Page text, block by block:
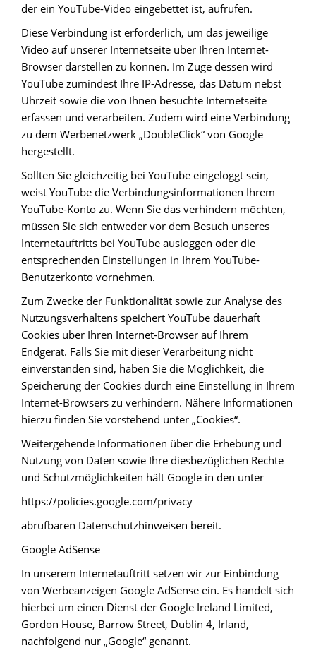
der ein YouTube-Video eingebettet ist, aufrufen.
Diese Verbindung ist erforderlich, um das jeweilige
Video auf unserer Internetseite über Ihren Internet-
Browser darstellen zu können. Im Zuge dessen wird
YouTube zumindest Ihre IP-Adresse, das Datum nebst
Uhrzeit sowie die von Ihnen besuchte Internetseite
erfassen und verarbeiten. Zudem wird eine Verbindung
zu dem Werbenetzwerk „DoubleClick“ von Google
hergestellt.
Sollten Sie gleichzeitig bei YouTube eingeloggt sein,
weist YouTube die Verbindungsinformationen Ihrem
YouTube-Konto zu. Wenn Sie das verhindern möchten,
müssen Sie sich entweder vor dem Besuch unseres
Internetauftritts bei YouTube ausloggen oder die
entsprechenden Einstellungen in Ihrem YouTube-
Benutzerkonto vornehmen.
Zum Zwecke der Funktionalität sowie zur Analyse des
Nutzungsverhaltens speichert YouTube dauerhaft
Cookies über Ihren Internet-Browser auf Ihrem
Endgerät. Falls Sie mit dieser Verarbeitung nicht
einverstanden sind, haben Sie die Möglichkeit, die
Speicherung der Cookies durch eine Einstellung in Ihrem
Internet-Browsers zu verhindern. Nähere Informationen
hierzu finden Sie vorstehend unter „Cookies“.
Weitergehende Informationen über die Erhebung und
Nutzung von Daten sowie Ihre diesbezüglichen Rechte
und Schutzmöglichkeiten hält Google in den unter
https://policies.google.com/privacy
abrufbaren Datenschutzhinweisen bereit.
Google AdSense
In unserem Internetauftritt setzen wir zur Einbindung
von Werbeanzeigen Google AdSense ein. Es handelt sich
hierbei um einen Dienst der Google Ireland Limited,
Gordon House, Barrow Street, Dublin 4, Irland,
nachfolgend nur „Google“ genannt.